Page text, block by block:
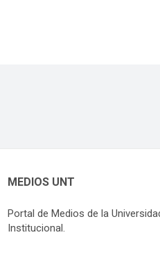
MEDIOS UNT
Portal de Medios de la
Institucional.